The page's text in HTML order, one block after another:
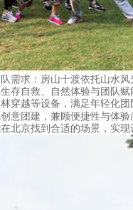
需求： 房山十渡依托山水风
存自救、自然体验与团队
穿越等设备，满足年轻化
意团建，兼顾便捷性与体
北京找到合适的场景，实